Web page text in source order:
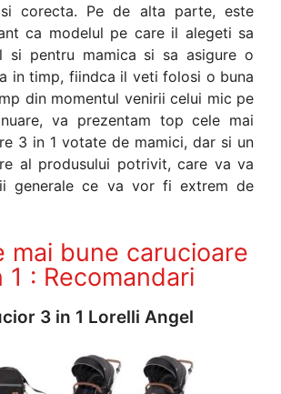
corecta. Pe de alta parte, este
ca modelul pe care il alegeti sa
si pentru mamica si sa asigure o
in timp, fiindca il veti folosi o buna
din momentul venirii celui mic pe
va prezentam top cele mai
3 in 1 votate de mamici, dar si un
al produsului potrivit, care va va
generale ce va vor fi extrem de
mai bune carucioare
1 : Recomandari
3 in 1 Lorelli Angel